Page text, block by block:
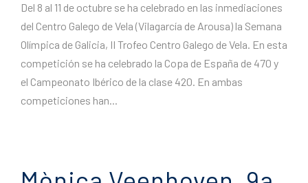
Del 8 al 11 de octubre se ha celebrado en las inmediaciones
del Centro Galego de Vela (Vilagarcía de Arousa) la Semana
Olímpica de Galicia, II Trofeo Centro Galego de Vela. En esta
competición se ha celebrado la Copa de España de 470 y
el Campeonato Ibérico de la clase 420. En ambas
competiciones han...